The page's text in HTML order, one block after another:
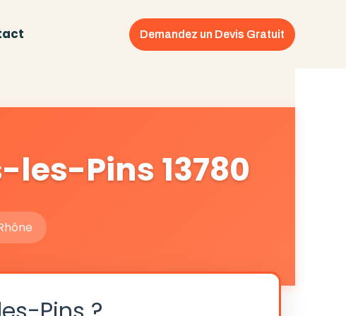
Demandez un Devis Gratuit
Pins 13780